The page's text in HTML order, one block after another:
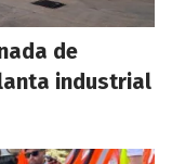
de
industrial